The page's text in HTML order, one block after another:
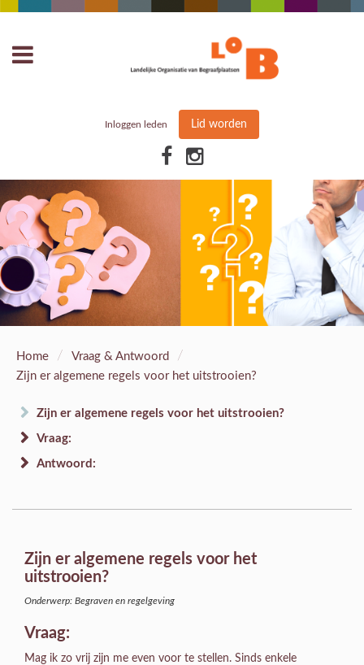
Inloggen leden Lid worden
Home / Vraag & Antwoord /
Zijn er algemene regels voor het uitstrooien?
Zijn er algemene regels voor het uitstrooien?
Vraag:
Antwoord:
Zijn er algemene regels voor het
uitstrooien?
Onderwerp: Begraven en regelgeving
Vraag:
Mag ik zo vrij zijn me even voor te stellen. Sinds enkele